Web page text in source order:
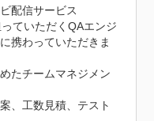
配信サービス
ていただくQAエンジ
携わっていただきま
たチームマネジメン
、工数見積、テスト